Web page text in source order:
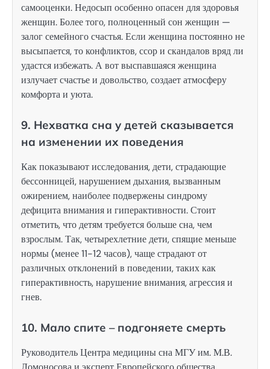
самооценки. Недосып особенно опасен для здоровья
женщин. Более того, полноценный сон женщин —
залог семейного счастья. Если женщина постоянно не
высыпается, то конфликтов, ссор и скандалов вряд ли
удастся избежать. А вот выспавшаяся женщина
излучает счастье и довольство, создает атмосферу
комфорта и уюта.
9. Нехватка сна у детей сказывается
на изменении их поведения
Как показывают исследования, дети, страдающие
бессонницей, нарушением дыхания, вызванным
ожирением, наиболее подвержены синдрому
дефицита внимания и гиперактивности. Стоит
отметить, что детям требуется больше сна, чем
взрослым. Так, четырехлетние дети, спящие меньше
нормы (менее 11-12 часов), чаще страдают от
различных отклонений в поведении, таких как
гиперактивность, нарушение внимания, агрессия и
гнев.
10. Мало спите – подгоняете смерть
Руководитель Центра медицины сна МГУ им. М.В.